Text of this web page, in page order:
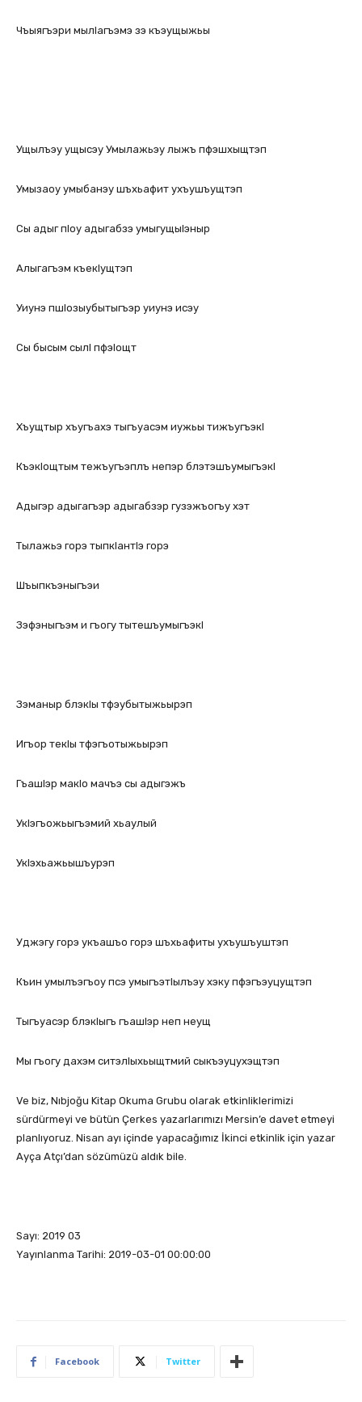
Чъыягъэри мылlагъэмэ зэ къэущыжьы
Ущылъэу ущысэу Умылажьэу лыжъ пфэшхыщтэп
Умызаоу умыбанэу шъхьафит ухъушъущтэп
Сы адыг пlоу адыгабзэ умыгущыlэныр
Алыгагъэм къекlущтэп
Уиунэ пшlозыубытыгъэр уиунэ исэу
Сы бысым сылl пфэlощт
Хъущтыр хъугъахэ тыгъуасэм иужьы тижъугъэкl
Къэкlощтым тежъугъэплъ непэр блэтэшъумыгъэкl
Адыгэр адыгагъэр адыгабзэр гузэжъогъу хэт
Тылажьэ горэ тыпкlантlэ горэ
Шъыпкъэныгъэи
Зэфэныгъэм и гъогу тытешъумыгъэкl
Зэманыр блэкlы тфэубытыжьырэп
Игъор текlы тфэгъотыжьырэп
Гъашlэр макlо мачъэ сы адыгэжъ
Укlэгъожьыгъэмий хьаулый
Укlэхьажьышъурэп
Уджэгу горэ укъашъо горэ шъхьафиты ухъушъуштэп
Къин умылъэгъоу псэ умыгъэтlылъэу хэку пфэгъэуцущтэп
Тыгъуасэр блэкlыгъ гъашlэр неп неущ
Мы гъогу дахэм ситэлlыхьыщтмий сыкъэуцухэщтэп
Ve biz, Nıbjoğu Kitap Okuma Grubu olarak etkinliklerimizi
sürdürmeyi ve bütün Çerkes yazarlarımızı Mersin’e davet etmeyi
planlıyoruz. Nisan ayı içinde yapacağımız İkinci etkinlik için yazar
Ayça Atçı’dan sözümüzü aldık bile.
Sayı: 2019 03
Yayınlanma Tarihi: 2019-03-01 00:00:00
Facebook Twitter